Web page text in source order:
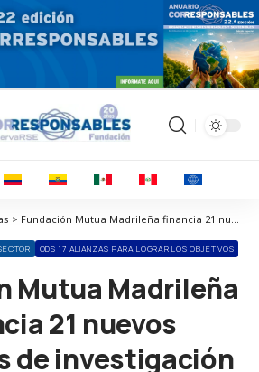
Corresponsables > Noticias > Fundación Mutua Madrileña financia 21 nuevos proyectos de investigación médica con 2,3 millones de euros
ODS 17 ALIANZAS PARA LOGRAR LOS OBJETIVOS
Mutua Madrileña
21 nuevos
de investigación